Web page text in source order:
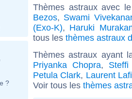
?
Thèmes astraux avec
Bezos, Swami
(Exo-K), Haruki
tous les thèmes astraux
Thèmes astraux ayant
Priyanka Chopra,
Petula Clark, Laurent
Voir tous les thèmes